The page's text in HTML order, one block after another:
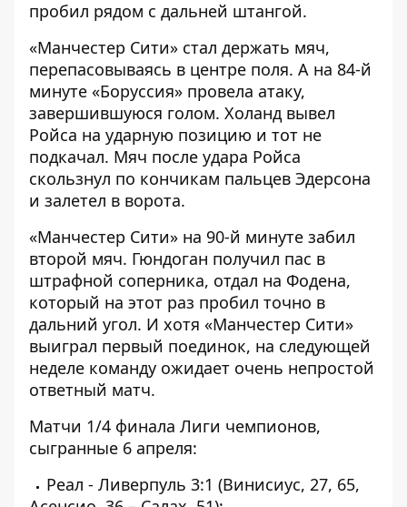
пробил рядом с дальней штангой.
«Манчестер Сити» стал держать мяч,
перепасовываясь в центре поля. А на 84-й
минуте «Боруссия» провела атаку,
завершившуюся голом. Холанд вывел
Ройса на ударную позицию и тот не
подкачал. Мяч после удара Ройса
скользнул по кончикам пальцев Эдерсона
и залетел в ворота.
«Манчестер Сити» на 90-й минуте забил
второй мяч. Гюндоган получил пас в
штрафной соперника, отдал на Фодена,
который на этот раз пробил точно в
дальний угол. И хотя «Манчестер Сити»
выиграл первый поединок, на следующей
неделе команду ожидает очень непростой
ответный матч.
Матчи 1/4 финала Лиги чемпионов,
сыгранные 6 апреля:
Реал - Ливерпуль 3:1 (Винисиус, 27, 65,